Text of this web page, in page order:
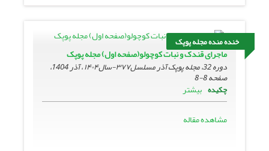
خنده منده مجله پوپک
ماجرای قندک و نبات کوچولو(صفحه اول) مجله پوپک
دوره 32، مجله پوپک آذر مسلسل۳۷۷-سال۱۴۰۴ ، آذر 1404،
صفحه8-8
چکیده بیشتر
مشاهده مقاله